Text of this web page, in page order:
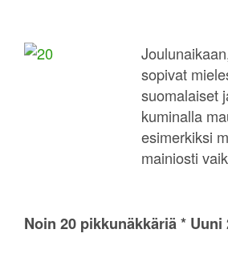
sopivat
suomalaiset
kuminalla
esimerkiksi
mainiosti
Noin 20 pikkunäkkäriä * Uuni